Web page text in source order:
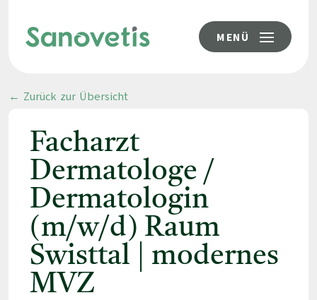
MENÜ
← Zurück zur Übersicht
Facharzt
Dermatologe /
Dermatologin
(m/w/d) Raum
Swisttal | modernes
MVZ